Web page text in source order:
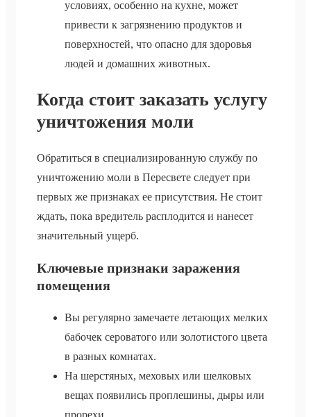
условиях, особенно на кухне, может
привести к загрязнению продуктов и
поверхностей, что опасно для здоровья
людей и домашних животных.
Когда стоит заказать услугу
уничтожения моли
Обратиться в специализированную службу по
уничтожению моли в Пересвете следует при
первых же признаках ее присутствия. Не стоит
ждать, пока вредитель расплодится и нанесет
значительный ущерб.
Ключевые признаки заражения
помещения
Вы регулярно замечаете летающих мелких
бабочек сероватого или золотистого цвета
в разных комнатах.
На шерстяных, меховых или шелковых
вещах появились проплешины, дыры или
прорехи.